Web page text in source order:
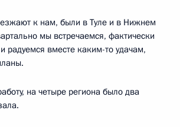
к нам, были в Туле и в Нижнем
мы встречаемся, фактически
радуемся вместе каким-то удачам,
на четыре региона было два